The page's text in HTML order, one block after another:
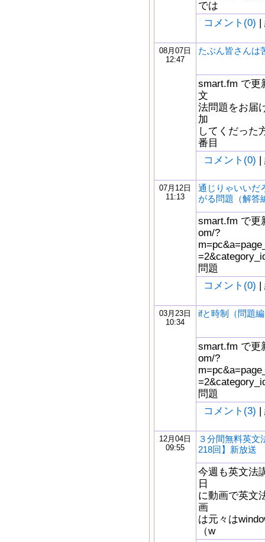
では
コメント(0) |
08月07日
12:47
たぶん皆さんは
smart.fm で更
文
法問題をお届
加
してくだった
番目
コメント(0) |
07月12日
11:13
通じりゃいいだ
がる問題（解答
smart.fm で更
om/?
問題
コメント(0) |
03月23日
10:34
ifと時制（問題
smart.fm で更
om/?
問題
コメント(3) |
12月04日
09:55
３分間無料英文
218回】新放送
今週も英文法
日
に動画で英文
画
は元々は
（w